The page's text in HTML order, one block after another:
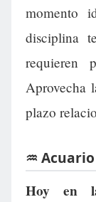
momento
disciplina
requieren
Aprovecha
plazo
♒
Hoy en